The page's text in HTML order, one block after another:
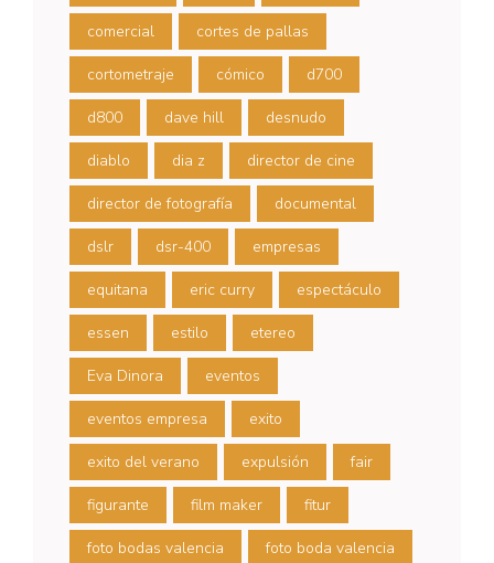
comercial cortes de pallas
cortometraje cómico d700
d800 dave hill desnudo
diablo dia z director de cine
director de fotografía documental
dslr dsr-400 empresas
equitana eric curry espectáculo
essen estilo etereo
Eva Dinora eventos
eventos empresa exito
exito del verano expulsión fair
figurante film maker fitur
foto bodas valencia foto boda valencia